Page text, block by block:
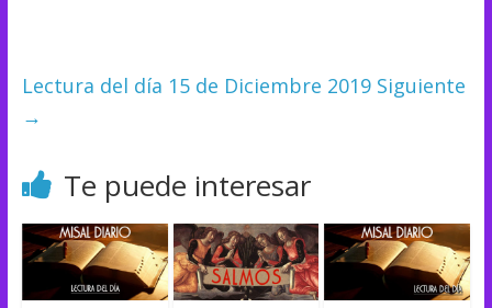
Lectura del día 15 de Diciembre 2019 Siguiente
→
Te puede interesar